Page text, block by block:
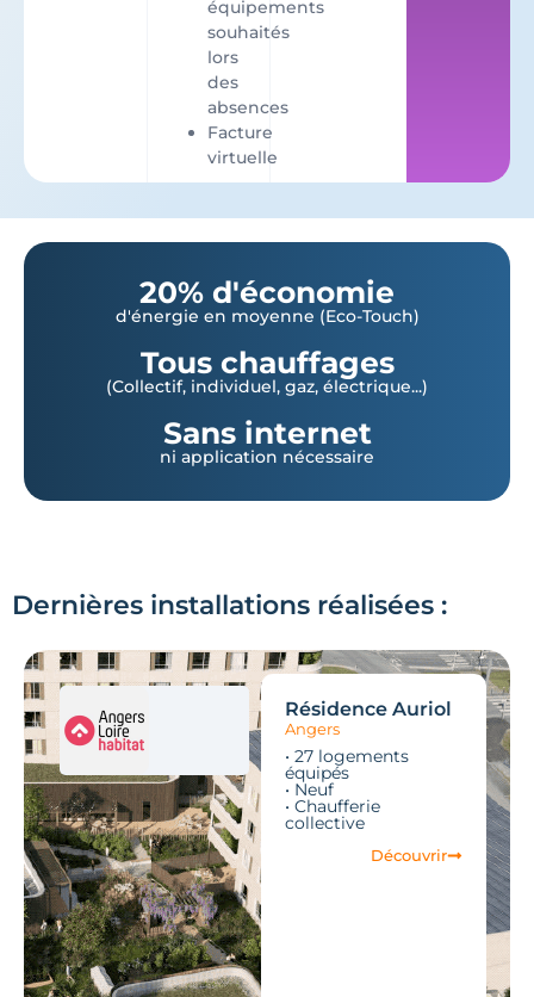
équipements
souhaités
lors
des
absences
Facture
virtuelle
20% d'économie
d'énergie en moyenne (Eco-Touch)
Tous chauffages
(Collectif, individuel, gaz, électrique...)
Sans internet
ni application nécessaire
Dernières installations réalisées :
Résidence Auriol
Angers
• 27 logements
équipés
• Neuf
• Chaufferie
collective
Découvrir